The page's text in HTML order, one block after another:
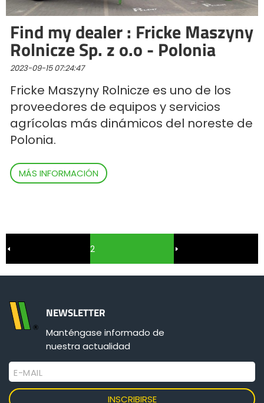
Find my dealer : Fricke Maszyny
Rolnicze Sp. z o.o - Polonia
2023-09-15 07:24:47
Fricke Maszyny Rolnicze es uno de los
proveedores de equipos y servicios
agrícolas más dinámicos del noreste de
Polonia.
MÁS INFORMACIÓN
2
NEWSLETTER
Manténgase informado de
nuestra actualidad
E-MAIL